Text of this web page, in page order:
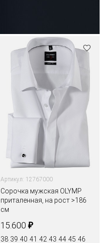
Артикул: 12767000
Сорочка мужская OLYMP
приталенная, на рост >186
см
15.600 ₽
38 39 40 41 42 43 44 45 46